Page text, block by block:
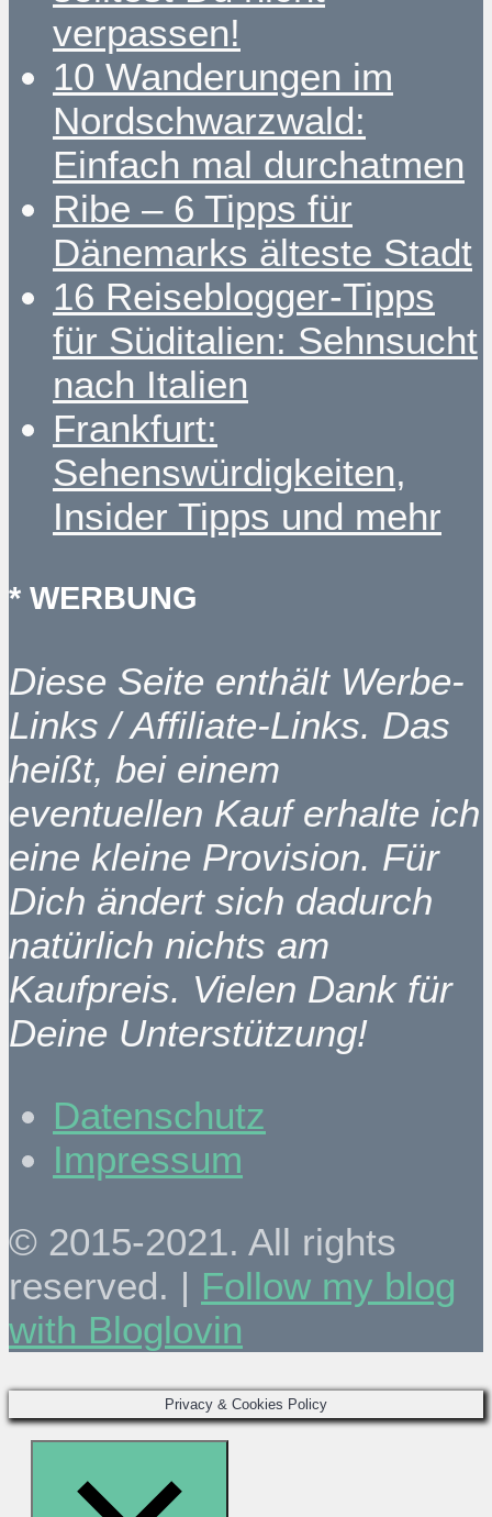
verpassen!
10 Wanderungen im
Nordschwarzwald:
Einfach mal durchatmen
Ribe – 6 Tipps für
Dänemarks älteste Stadt
16 Reiseblogger-Tipps
für Süditalien: Sehnsucht
nach Italien
Frankfurt:
Sehenswürdigkeiten,
Insider Tipps und mehr
* WERBUNG
Diese Seite enthält Werbe-
Links / Affiliate-Links. Das
heißt, bei einem
eventuellen Kauf erhalte ich
eine kleine Provision. Für
Dich ändert sich dadurch
natürlich nichts am
Kaufpreis. Vielen Dank für
Deine Unterstützung!
Datenschutz
Impressum
© 2015-2021. All rights
reserved. | Follow my blog
with Bloglovin
Privacy & Cookies Policy